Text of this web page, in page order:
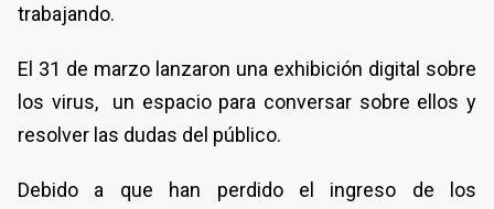
trabajando.
El 31 de marzo lanzaron una exhibición digital sobre
los virus, un espacio para conversar sobre ellos y
resolver las dudas del público.
Debido a que han perdido el ingreso de los